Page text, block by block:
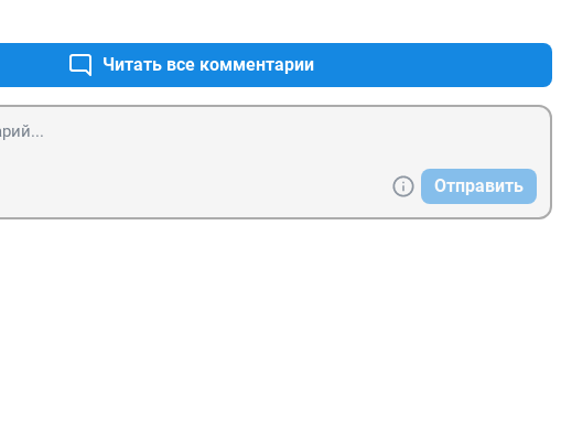
Читать все комментарии
Отправить